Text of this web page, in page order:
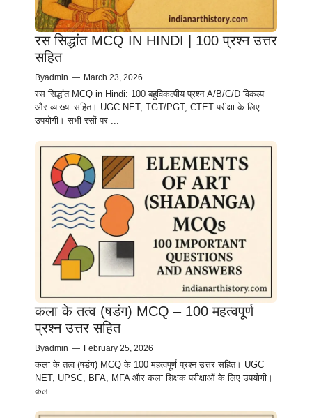
रस सिद्धांत MCQ IN HINDI | 100 प्रश्न उत्तर
सहित
Byadmin — March 23, 2026
रस सिद्धांत MCQ in Hindi: 100 बहुविकल्पीय प्रश्न A/B/C/D विकल्प
और व्याख्या सहित। UGC NET, TGT/PGT, CTET परीक्षा के लिए
उपयोगी। सभी रसों पर ...
कला के तत्व (षडंग) MCQ – 100 महत्वपूर्ण
प्रश्न उत्तर सहित
Byadmin — February 25, 2026
कला के तत्व (षडंग) MCQ के 100 महत्वपूर्ण प्रश्न उत्तर सहित। UGC
NET, UPSC, BFA, MFA और कला शिक्षक परीक्षाओं के लिए उपयोगी।
कला ...